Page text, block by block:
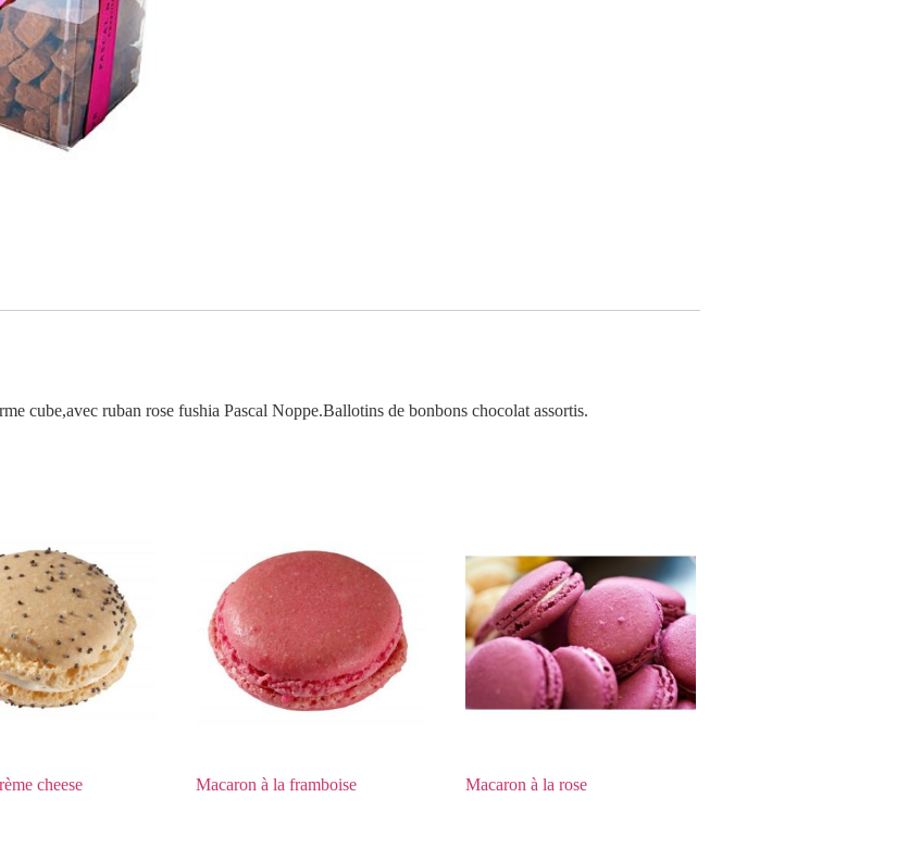
cube,avec ruban rose fushia Pascal Noppe.Ballotins de bonbons chocolat assortis.
cheese Macaron à la framboise Macaron à la rose